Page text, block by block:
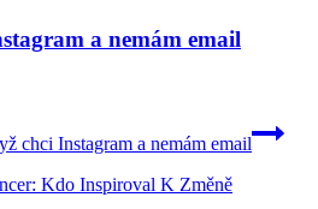
a nemám email
chci Instagram a nemám email